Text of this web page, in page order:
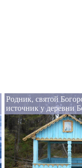
Родник, святой
источник у деревни